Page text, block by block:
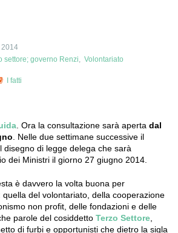
2014
settore; governo Renzi Volontariato
I fatti
. Ora la consultazione sarà aperta dal
. Nelle due settimane successive il
disegno di legge delega che sarà
dei Ministri il giorno 27 giugno 2014.
è davvero la volta buona per
quella del volontariato, della cooperazione
non­ profit, delle fondazioni e delle
parole del cosiddetto Terzo Settore
di furbi e opportunisti che dietro la sigla